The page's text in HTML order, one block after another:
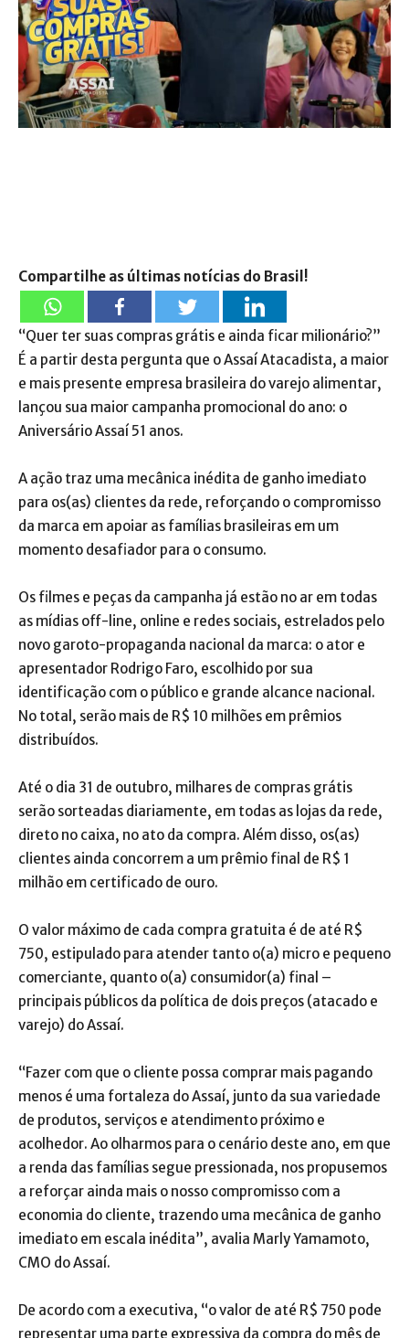
Compartilhe as últimas notícias do Brasil!
“Quer ter suas compras grátis e ainda ficar milionário?”
É a partir desta pergunta que o Assaí Atacadista, a maior
e mais presente empresa brasileira do varejo alimentar,
lançou sua maior campanha promocional do ano: o
Aniversário Assaí 51 anos.
A ação traz uma mecânica inédita de ganho imediato
para os(as) clientes da rede, reforçando o compromisso
da marca em apoiar as famílias brasileiras em um
momento desafiador para o consumo.
Os filmes e peças da campanha já estão no ar em todas
as mídias off-line, online e redes sociais, estrelados pelo
novo garoto-propaganda nacional da marca: o ator e
apresentador Rodrigo Faro, escolhido por sua
identificação com o público e grande alcance nacional.
No total, serão mais de R$ 10 milhões em prêmios
distribuídos.
Até o dia 31 de outubro, milhares de compras grátis
serão sorteadas diariamente, em todas as lojas da rede,
direto no caixa, no ato da compra. Além disso, os(as)
clientes ainda concorrem a um prêmio final de R$ 1
milhão em certificado de ouro.
O valor máximo de cada compra gratuita é de até R$
750, estipulado para atender tanto o(a) micro e pequeno
comerciante, quanto o(a) consumidor(a) final –
principais públicos da política de dois preços (atacado e
varejo) do Assaí.
“Fazer com que o cliente possa comprar mais pagando
menos é uma fortaleza do Assaí, junto da sua variedade
de produtos, serviços e atendimento próximo e
acolhedor. Ao olharmos para o cenário deste ano, em que
a renda das famílias segue pressionada, nos propusemos
a reforçar ainda mais o nosso compromisso com a
economia do cliente, trazendo uma mecânica de ganho
imediato em escala inédita”, avalia Marly Yamamoto,
CMO do Assaí.
De acordo com a executiva, “o valor de até R$ 750 pode
representar uma parte expressiva da compra do mês de